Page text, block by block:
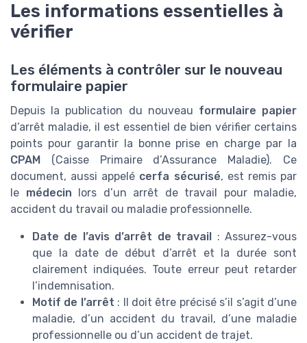
Les informations essentielles à
vérifier
Les éléments à contrôler sur le nouveau
formulaire papier
Depuis la publication du nouveau formulaire papier
d’arrêt maladie, il est essentiel de bien vérifier certains
points pour garantir la bonne prise en charge par la
CPAM
(Caisse Primaire d’Assurance Maladie). Ce
document, aussi appelé cerfa sécurisé, est remis par
le médecin lors d’un arrêt de travail pour maladie,
accident du travail ou maladie professionnelle.
Date de l’avis d’arrêt de travail
: Assurez-vous
que la date de début d’arrêt et la durée sont
clairement indiquées. Toute erreur peut retarder
l’indemnisation.
Motif de l’arrêt : Il doit être précisé s’il s’agit d’une
maladie, d’un accident du travail, d’une maladie
professionnelle ou d’un accident de trajet.